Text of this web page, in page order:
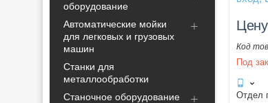
оборудование
Автоматические мойки
для легковых и грузовых
машин
Станки для
металлообработки
Станочное оборудование
Под
Отдел